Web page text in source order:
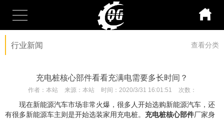
行业新闻 查看分类
充电桩核心部件看看充满电需要多长时间？
作者： 本站 来源： 本站 时间： 2020/3/31 16:01:51 次数：
现在新能源汽车市场非常火爆，很多人开始选购新能源汽车，还
有很多新能源车主则是开始选装家用充电桩。 充电桩核心部件厂家身